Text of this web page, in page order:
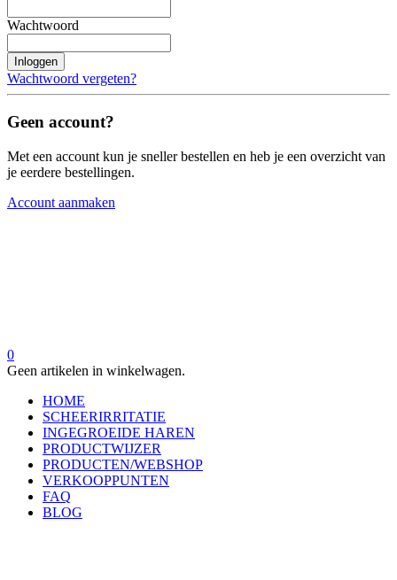
Wachtwoord
Inloggen
Wachtwoord vergeten?
Geen account?
Met een account kun je sneller bestellen en heb je een overzicht van
je eerdere bestellingen.
Account aanmaken
0
Geen artikelen in winkelwagen.
HOME
SCHEERIRRITATIE
INGEGROEIDE HAREN
PRODUCTWIJZER
PRODUCTEN/WEBSHOP
VERKOOPPUNTEN
FAQ
BLOG